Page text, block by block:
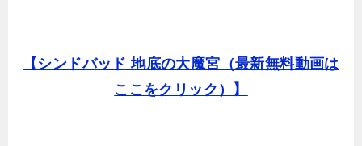
【シンドバッド 地底の大魔宮（最新無料動画は
ここをクリック）】